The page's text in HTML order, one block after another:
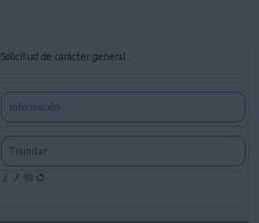
Solicitud de carácter general
Información
Tramitar